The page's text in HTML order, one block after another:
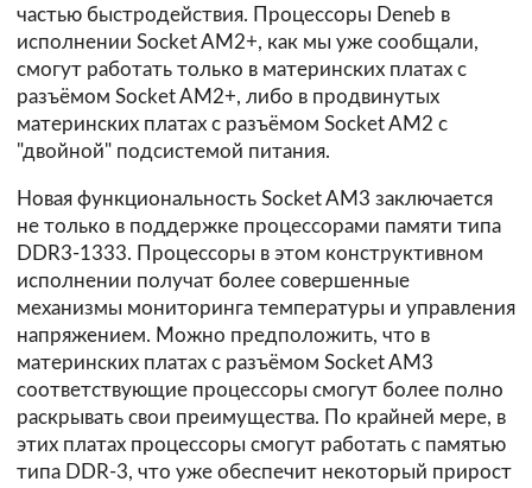
частью быстродействия. Процессоры Deneb в
исполнении Socket AM2+, как мы уже сообщали,
смогут работать только в материнских платах с
разъёмом Socket AM2+, либо в продвинутых
материнских платах с разъёмом Socket AM2 с
"двойной" подсистемой питания.
Новая функциональность Socket AM3 заключается
не только в поддержке процессорами памяти типа
DDR3-1333. Процессоры в этом конструктивном
исполнении получат более совершенные
механизмы мониторинга температуры и управления
напряжением. Можно предположить, что в
материнских платах с разъёмом Socket AM3
соответствующие процессоры смогут более полно
раскрывать свои преимущества. По крайней мере, в
этих платах процессоры смогут работать с памятью
типа DDR-3, что уже обеспечит некоторый прирост